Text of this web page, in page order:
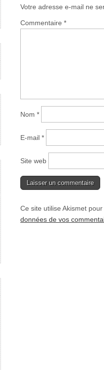
Votre adresse e-mail ne
Commentaire *
Nom *
E-mail *
Site web
Ce site utilise Akismet
données de vos